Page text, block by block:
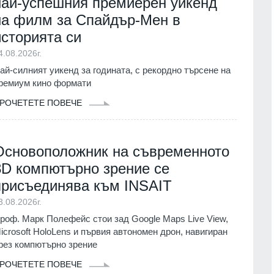
филм за Спайдър-Мен в
си
силният уикенд за годината, с рекордно търсене на
кино формати
ПОВЕЧЕ
на съвременното
компютърно зрение се
към INSAIT
Марк Полефейс стои зад Google Maps Live View,
HoloLens и първия автономен дрон, навигиран
компютърно зрение
ПОВЕЧЕ
не е
на
прагове и
01.08.2026г.
Богородичният
днес
01.08.2026г.
Горна
три години
SIM карта,
в
Враца 03.08.2026г.
престижните фолклорни сцени в
проведе във вторник работно
посещение в АЕЦ "Козлодуй"
Враца 03.08.2026г.
предаде нови ракети "Пейтриът" на
Украйна